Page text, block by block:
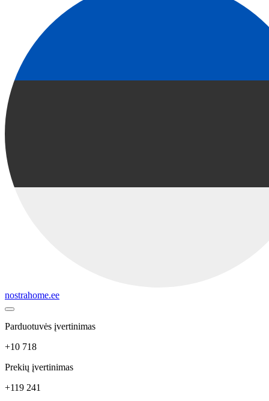
nostrahome.ee
Parduotuvės įvertinimas
+10 718
Prekių įvertinimas
+119 241